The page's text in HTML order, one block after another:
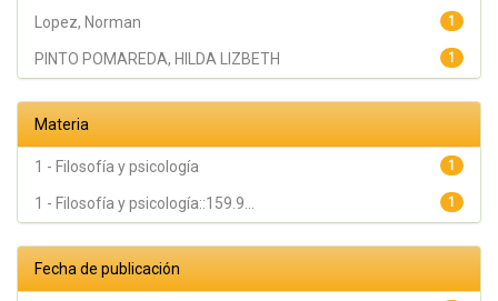
1
Lopez, Norman
1
PINTO POMAREDA, HILDA LIZBETH
Materia
1
1 - Filosofía y psicología
1
1 - Filosofía y psicología::159.9...
Fecha de publicación